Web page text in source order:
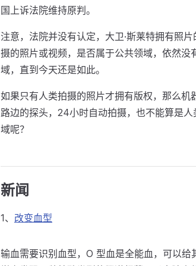
国上诉法院维持原判。
注意，法院并没有认定，大卫·斯莱特拥有照
摄的照片或视频，是否属于公共领域，依然
域，直到今天还是如此。
如果只有人类拍摄的照片才拥有版权，那么
路边的探头，24小时自动拍摄，也不能算是
域呢？
新闻
1、 改变血型
输血需要识别血型，O 型血是全能血，可以